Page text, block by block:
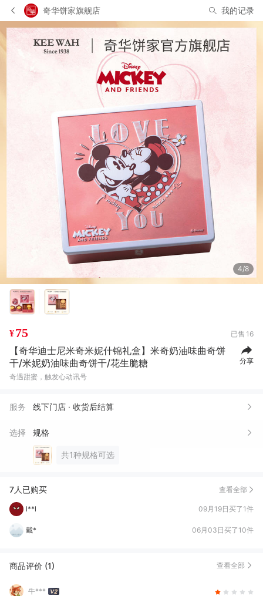
奇华饼家旗舰店 我的记录
北京市 牛*** 购买了该商品
4/8
¥75 已售 16
【奇华迪士尼米奇米妮什锦礼盒】米奇奶油味曲奇饼
干/米妮奶油味曲奇饼干/花生脆糖
奇遇甜蜜，触发心动讯号
分享
服务 线下门店 · 收货后结算
选择 规格
共1种规格可选
7人已购买 查看全部
戴* 06月03日买了10件
今**错 04月25日买了1件
牛*
琼* 11月11日买了1件
l**l
戴* 06月03日买了10件
商品评价 (1) 查看全部
牛***